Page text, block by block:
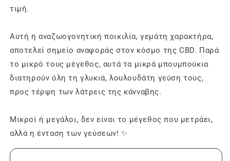
τιμή.
Αυτή η αναζωογονητική ποικιλία, γεμάτη χαρακτήρα,
αποτελεί σημείο αναφοράς στον κόσμο της CBD. Παρά
το μικρό τους μέγεθος, αυτά τα μικρά μπουμπούκια
διατηρούν όλη τη γλυκιά, λουλουδάτη γεύση τους,
προς τέρψη των λάτρεις της κάνναβης.
Μικροί ή μεγάλοι, δεν είναι το μέγεθος που μετράει,
αλλά η ένταση των γεύσεων! ✨